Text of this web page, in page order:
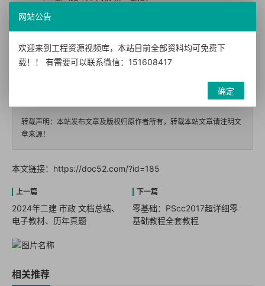
考纲纯金资料
专项突破【重点推荐】
https://pan.quark.cn/s/53597086d62a
转载声明：本站发布文章及版权归原作者所有，转载本站文章请注明文
章来源！
本文链接： https://doc52.com/?id=185
2024年二建 市政 文档总结、
电子教材、历年真题
零基础：PScc2017超详细零
基础教程全套教程
相关推荐
网站公告
欢迎来到工程资源视频库，本站目前全部资料均可免费下
载！！ 有需要可以联系微信：151608417
确定